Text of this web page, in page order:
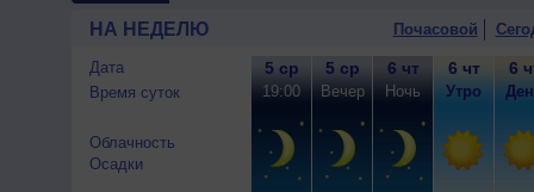
НА НЕДЕЛЮ Почасовой
Дата
Время суток
Облачность
Осадки
5 ср
19:00
5 ср
Вечер
6 чт
Ночь
6 чт
Утро
6